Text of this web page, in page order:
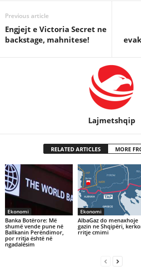
Previous article
Engjejt e Victoria Secret ne
backstage, mahnitese!
Lajmetshqip
RELATED ARTICLES MORE
Ekonomi
Banka Botërore: Më
shumë vende pune në
Ballkanin Perëndimor,
por rritja është në
ngadalësim
Ekonomi
AlbaGaz do menaxhoje
gazin ne Shqipëri,
rritje cmimi